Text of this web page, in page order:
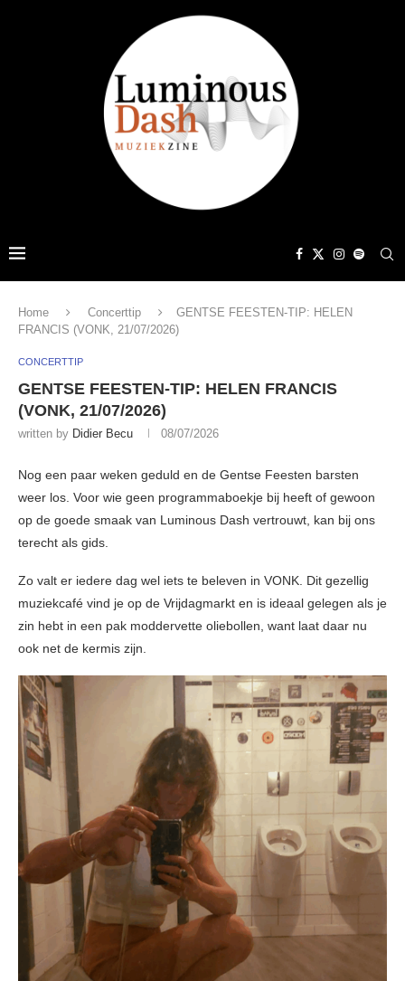
Home Concerttip
GENTSE FEESTEN-TIP: HELEN
FRANCIS (VONK, 21/07/2026)
CONCERTTIP
GENTSE FEESTEN-TIP: HELEN FRANCIS
(VONK, 21/07/2026)
written by Didier Becu 08/07/2026
Nog een paar weken geduld en de Gentse Feesten barsten
weer los. Voor wie geen programmaboekje bij heeft of gewoon
op de goede smaak van Luminous Dash vertrouwt, kan bij ons
terecht als gids.
Zo valt er iedere dag wel iets te beleven in VONK. Dit gezellig
muziekcafé vind je op de Vrijdagmarkt en is ideaal gelegen als je
zin hebt in een pak moddervette oliebollen, want laat daar nu
ook net de kermis zijn.